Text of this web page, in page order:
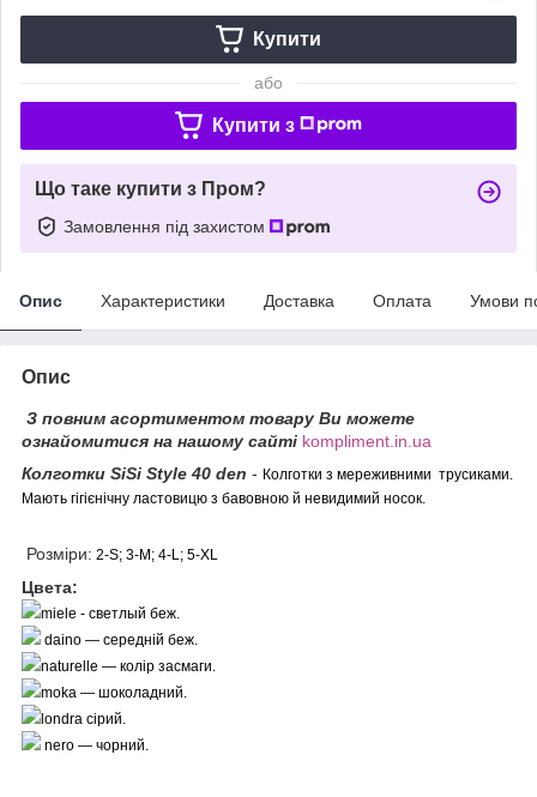
Купити
або
Купити з
Що таке купити з Пром?
Замовлення під захистом
Опис Характеристики Доставка Оплата Умови
Опис
З повним асортиментом товару Ви можете
ознайомитися на нашому сайті kompliment.in.ua
Колготки SiSi Style 40 den - Колготки з мереживними трусиками.
Мають гігієнічну ластовицю з бавовною й невидимий носок.
Розміри: 2-S; 3-M; 4-L; 5-XL
Цвета:
miele - светлый беж.
daino — середній беж.
naturelle — колір засмаги.
moka — шоколадний.
londra сірий.
nero — чорний.